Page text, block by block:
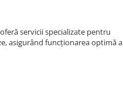
oferă servicii specializate pentru
asigurând funcționarea optimă a